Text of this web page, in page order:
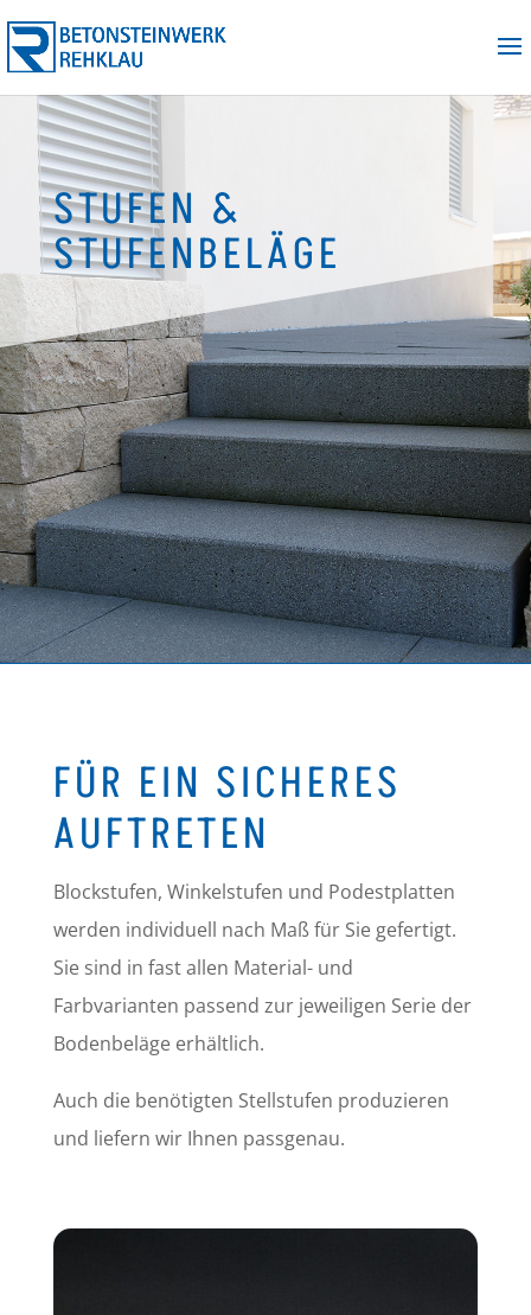
STUFEN &
STUFENBELÄGE
FÜR EIN SICHERES
AUFTRETEN
Blockstufen, Winkelstufen und Podestplatten
werden individuell nach Maß für Sie gefertigt.
Sie sind in fast allen Material- und
Farbvarianten passend zur jeweiligen Serie der
Bodenbeläge erhältlich.
Auch die benötigten Stellstufen produzieren
und liefern wir Ihnen passgenau.